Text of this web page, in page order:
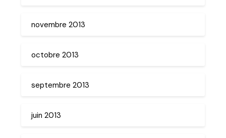
novembre 2013
octobre 2013
septembre 2013
juin 2013